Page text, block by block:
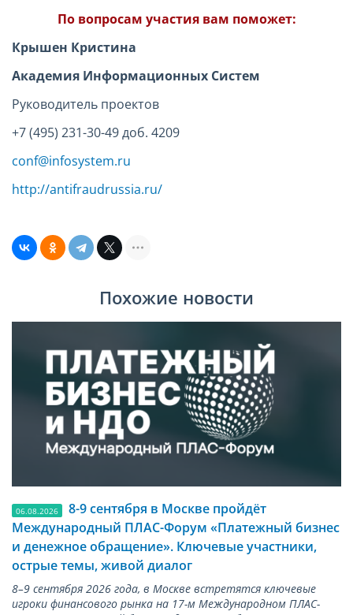
По вопросам участия вам поможет:
Крышен Кристина
Академия Информационных Систем
Руководитель проектов
+7 (495) 231-30-49 доб. 4209
conf@infosystem.ru
http://antifraudrussia.ru/
Похожие новости
06.08.2026
8-9 сентября в Москве пройдёт
Международный ПЛАС-Форум «Платежный бизнес
и денежное обращение». Ключевые участники,
острые темы, живой диалог
8–9 сентября 2026 года, в Москве встретятся ключевые
игроки финансового рынка на 17-м Международном ПЛАС-